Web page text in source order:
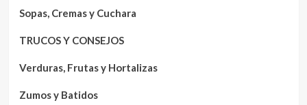
Sopas, Cremas y Cuchara
TRUCOS Y CONSEJOS
Verduras, Frutas y Hortalizas
Zumos y Batidos